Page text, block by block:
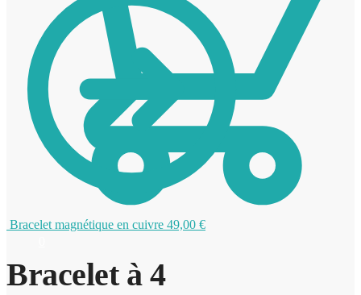
Bracelet magnétique en cuivre 49,00 €
Bracelet à 4